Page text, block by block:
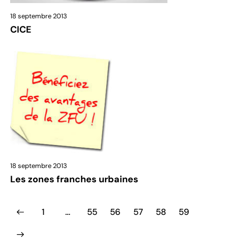
18 septembre 2013
CICE
18 septembre 2013
Les zones franches urbaines
1 … 55 56 57 58 59